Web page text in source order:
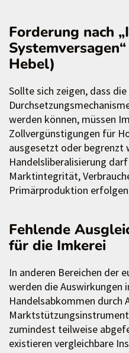
Forderung nach
Hebel)
Sollte sich zeigen, dass
werden können, müssen
Zollvergünstigungen für
ausgesetzt oder begrenzt
Handelsliberalisierung
Marktintegrität,
Primärproduktion
Fehlende
für die Imkerei
In anderen Bereichen der
werden die Auswirkungen
Handelsabkommen durch
zumindest teilweise
existieren vergleichbare